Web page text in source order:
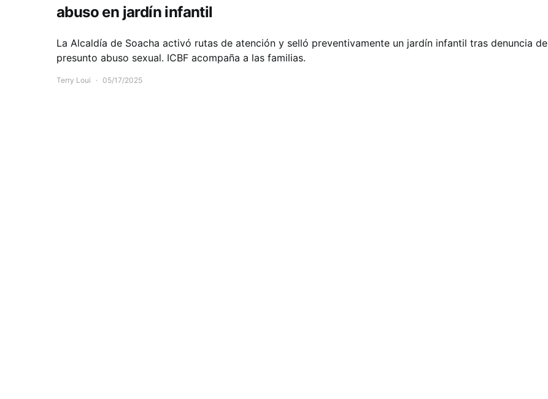
abuso en jardín infantil
La Alcaldía de Soacha activó rutas de atención y selló preventivamente un jardín infantil tras denuncia de
presunto abuso sexual. ICBF acompaña a las familias.
Terry Loui 05/17/2025